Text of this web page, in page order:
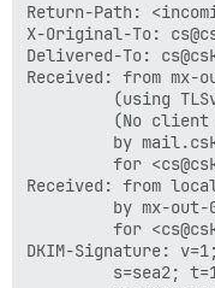
Return-Path:
X-Original-To:
Delivered-To:
Received: from mx-
(using
(No
by
for
Received: from
by mx-
for
DKIM-Signature:
s=sea2;